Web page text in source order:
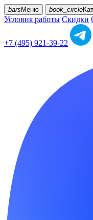
bars Меню book_circle
Условия работы Скидки
+7 (495) 921-39-22